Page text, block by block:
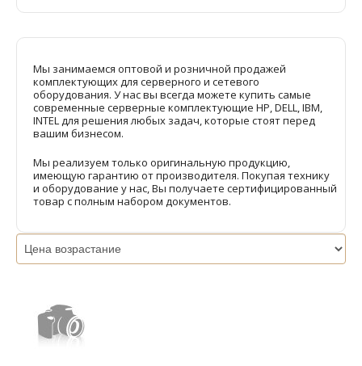
Мы занимаемся оптовой и розничной продажей
комплектующих для серверного и сетевого
оборудования. У нас вы всегда можете купить самые
современные серверные комплектующие HP, DELL, IBM,
INTEL для решения любых задач, которые стоят перед
вашим бизнесом.
Мы реализуем только оригинальную продукцию,
имеющую гарантию от производителя. Покупая технику
и оборудование у нас, Вы получаете сертифицированный
товар с полным набором документов.